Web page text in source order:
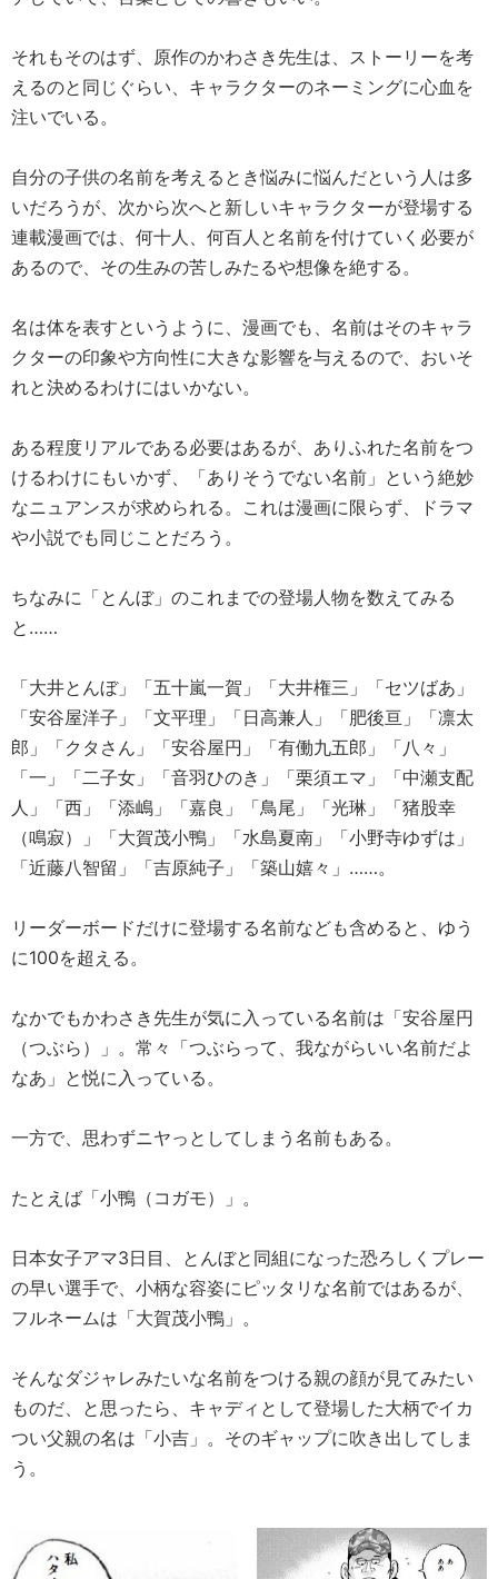
それもそのはず、原作のかわさき先生は、ストーリーを考
えるのと同じぐらい、キャラクターのネーミングに心血を
注いでいる。
自分の子供の名前を考えるとき悩みに悩んだという人は多
いだろうが、次から次へと新しいキャラクターが登場する
連載漫画では、何十人、何百人と名前を付けていく必要が
あるので、その生みの苦しみたるや想像を絶する。
名は体を表すというように、漫画でも、名前はそのキャラ
クターの印象や方向性に大きな影響を与えるので、おいそ
れと決めるわけにはいかない。
ある程度リアルである必要はあるが、ありふれた名前をつ
けるわけにもいかず、「ありそうでない名前」という絶妙
なニュアンスが求められる。これは漫画に限らず、ドラマ
や小説でも同じことだろう。
ちなみに「とんぼ」のこれまでの登場人物を数えてみる
と……
「大井とんぼ」「五十嵐一賀」「大井権三」「セツばあ」
「安谷屋洋子」「文平理」「日高兼人」「肥後亘」「凛太
郎」「クタさん」「安谷屋円」「有働九五郎」「八々」
「一」「二子女」「音羽ひのき」「栗須エマ」「中瀬支配
人」「西」「添嶋」「嘉良」「鳥尾」「光琳」「猪股幸
（鳴寂）」「大賀茂小鴨」「水島夏南」「小野寺ゆずは」
「近藤八智留」「吉原純子」「築山嬉々」……。
リーダーボードだけに登場する名前なども含めると、ゆう
に100を超える。
なかでもかわさき先生が気に入っている名前は「安谷屋円
（つぶら）」。常々「つぶらって、我ながらいい名前だよ
なあ」と悦に入っている。
一方で、思わずニヤっとしてしまう名前もある。
たとえば「小鴨（コガモ）」。
日本女子アマ3日目、とんぼと同組になった恐ろしくプレー
の早い選手で、小柄な容姿にピッタリな名前ではあるが、
フルネームは「大賀茂小鴨」。
そんなダジャレみたいな名前をつける親の顔が見てみたい
ものだ、と思ったら、キャディとして登場した大柄でイカ
つい父親の名は「小吉」。そのギャップに吹き出してしま
う。